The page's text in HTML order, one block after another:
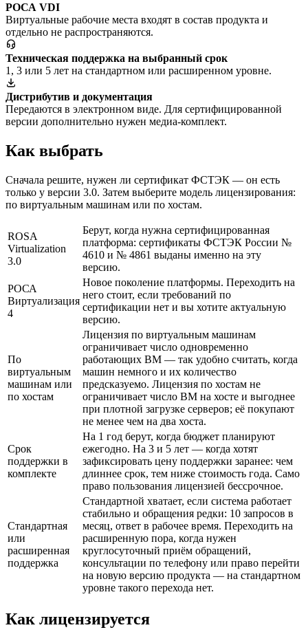
РОСА VDI
Виртуальные рабочие места входят в состав продукта и
отдельно не распространяются.
Техническая поддержка на выбранный срок
1, 3 или 5 лет на стандартном или расширенном уровне.
Дистрибутив и документация
Передаются в электронном виде. Для сертифицированной
версии дополнительно нужен медиа-комплект.
Как выбрать
Сначала решите, нужен ли сертификат ФСТЭК — он есть
только у версии 3.0. Затем выберите модель лицензирования:
по виртуальным машинам или по хостам.
ROSA
Virtualization
3.0
Берут, когда нужна сертифицированная
платформа: сертификаты ФСТЭК России №
4610 и № 4861 выданы именно на эту
версию.
РОСА
Виртуализация
4
Новое поколение платформы. Переходить на
него стоит, если требований по
сертификации нет и вы хотите актуальную
версию.
По
виртуальным
машинам или
по хостам
Лицензия по виртуальным машинам
ограничивает число одновременно
работающих ВМ — так удобно считать, когда
машин немного и их количество
предсказуемо. Лицензия по хостам не
ограничивает число ВМ на хосте и выгоднее
при плотной загрузке серверов; её покупают
не менее чем на два хоста.
Срок
поддержки в
комплекте
На 1 год берут, когда бюджет планируют
ежегодно. На 3 и 5 лет — когда хотят
зафиксировать цену поддержки заранее: чем
длиннее срок, тем ниже стоимость года. Само
право пользования лицензией бессрочное.
Стандартная
или
расширенная
поддержка
Стандартной хватает, если система работает
стабильно и обращения редки: 10 запросов в
месяц, ответ в рабочее время. Переходить на
расширенную пора, когда нужен
круглосуточный приём обращений,
консультации по телефону или право перейти
на новую версию продукта — на стандартном
уровне такого перехода нет.
Как лицензируется